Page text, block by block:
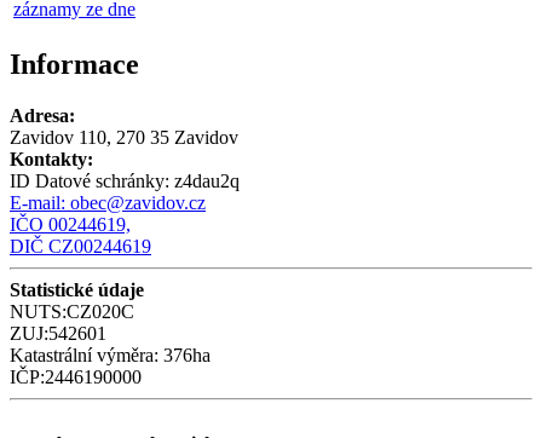
záznamy ze dne
Informace
Adresa:
Zavidov 110, 270 35 Zavidov
Kontakty:
ID Datové schránky: z4dau2q
E-mail: obec@zavidov.cz
IČO 00244619,
DIČ CZ00244619
Statistické údaje
NUTS:CZ020C
ZUJ:542601
Katastrální výměra: 376ha
IČP:2446190000